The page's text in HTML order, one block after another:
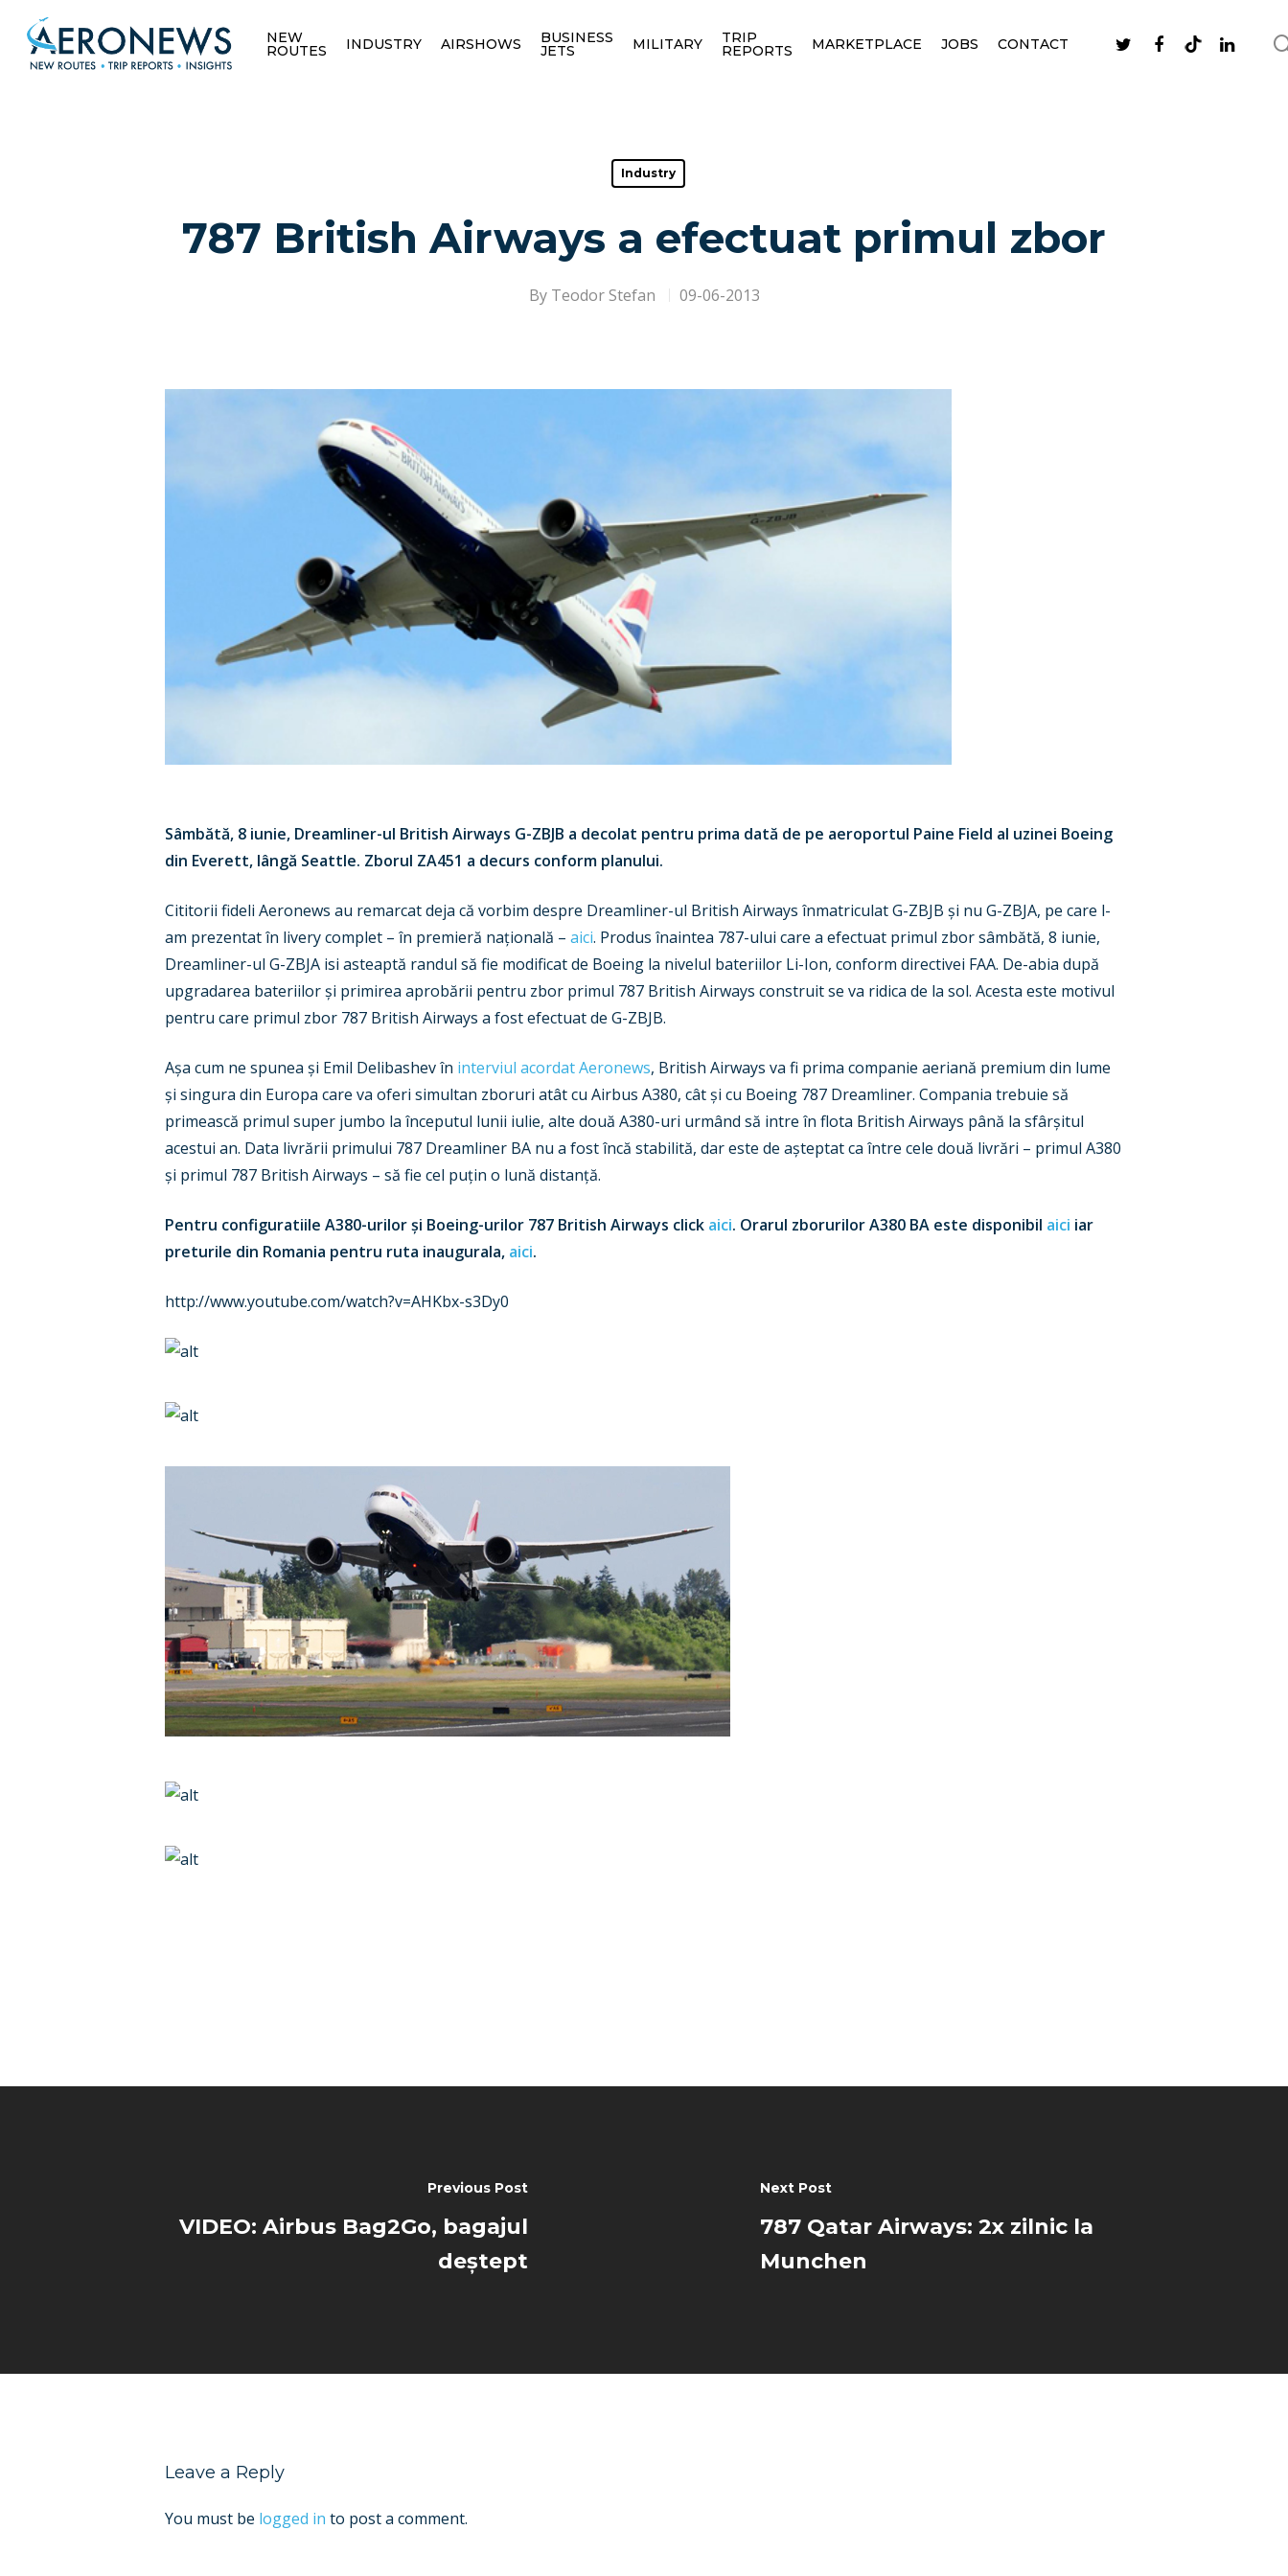
Hit enter to search or ESC to close
NEW
ROUTES INDUSTRY AIRSHOWS BUSINESS
JETS MILITARY TRIP
REPORTS MARKETPLACE JOBS CONTACT
Industry
787 British Airways a efectuat primul zbor
By Teodor Stefan 09-06-2013
Sâmbătă, 8 iunie, Dreamliner-ul British Airways G-ZBJB a decolat pentru prima dată de pe aeroportul Paine Field al uzinei Boeing
din Everett, lângă Seattle. Zborul ZA451 a decurs conform planului.
Cititorii fideli Aeronews au remarcat deja că vorbim despre Dreamliner-ul British Airways înmatriculat G-ZBJB și nu G-ZBJA, pe care l-
am prezentat în livery complet – în premieră națională – aici. Produs înaintea 787-ului care a efectuat primul zbor sâmbătă, 8 iunie,
Dreamliner-ul G-ZBJA isi asteaptă randul să fie modificat de Boeing la nivelul bateriilor Li-Ion, conform directivei FAA. De-abia după
upgradarea bateriilor și primirea aprobării pentru zbor primul 787 British Airways construit se va ridica de la sol. Acesta este motivul
pentru care primul zbor 787 British Airways a fost efectuat de G-ZBJB.
Așa cum ne spunea și Emil Delibashev în interviul acordat Aeronews, British Airways va fi prima companie aeriană premium din lume
și singura din Europa care va oferi simultan zboruri atât cu Airbus A380, cât și cu Boeing 787 Dreamliner. Compania trebuie să
primească primul super jumbo la începutul lunii iulie, alte două A380-uri urmând să intre în flota British Airways până la sfârșitul
acestui an. Data livrării primului 787 Dreamliner BA nu a fost încă stabilită, dar este de așteptat ca între cele două livrări – primul A380
și primul 787 British Airways – să fie cel puțin o lună distanță.
Pentru configuratiile A380-urilor și Boeing-urilor 787 British Airways click aici. Orarul zborurilor A380 BA este disponibil aici iar
preturile din Romania pentru ruta inaugurala, aici.
http://www.youtube.com/watch?v=AHKbx-s3Dy0
Previous Post
VIDEO: Airbus Bag2Go, bagajul
deștept
Next Post
787 Qatar Airways: 2x zilnic la
Munchen
Leave a Reply
You must be logged in to post a comment.